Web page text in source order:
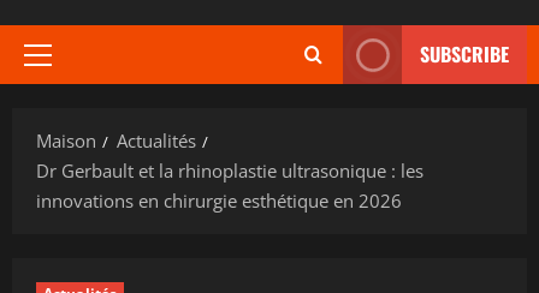
Menu
SUBSCRIBE
Maison
Actualités
Dr Gerbault et la rhinoplastie ultrasonique : les
innovations en chirurgie esthétique en 2026